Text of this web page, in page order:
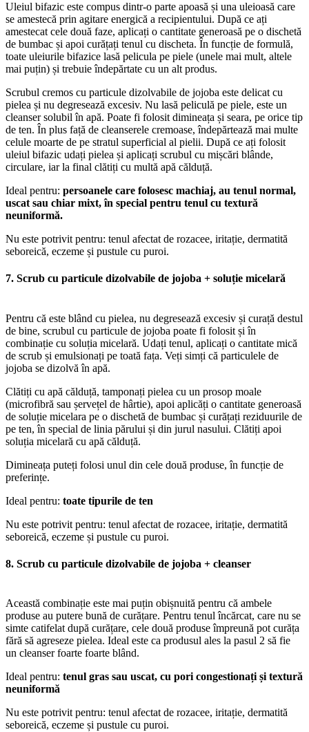
Uleiul bifazic este compus dintr-o parte apoasă și una uleioasă care
se amestecă prin agitare energică a recipientului. După ce ați
amestecat cele două faze, aplicați o cantitate generoasă pe o dischetă
de bumbac și apoi curățați tenul cu discheta. În funcție de formulă,
toate uleiurile bifazice lasă pelicula pe piele (unele mai mult, altele
mai puțin) și trebuie îndepărtate cu un alt produs.
Scrubul cremos cu particule dizolvabile de jojoba este delicat cu
pielea și nu degresează excesiv. Nu lasă peliculă pe piele, este un
cleanser solubil în apă. Poate fi folosit dimineața și seara, pe orice tip
de ten. În plus față de cleanserele cremoase, îndepărtează mai multe
celule moarte de pe stratul superficial al pielii. După ce ați folosit
uleiul bifazic udați pielea și aplicați scrubul cu mișcări blânde,
circulare, iar la final clătiți cu multă apă călduță.
Ideal pentru: persoanele care folosesc machiaj, au tenul normal,
uscat sau chiar mixt, în special pentru tenul cu textură
neuniformă.
Nu este potrivit pentru: tenul afectat de rozacee, iritație, dermatită
seboreică, eczeme și pustule cu puroi.
7. Scrub cu particule dizolvabile de jojoba + soluție micelară
Pentru că este blând cu pielea, nu degresează excesiv și curață destul
de bine, scrubul cu particule de jojoba poate fi folosit și în
combinație cu soluția micelară. Udați tenul, aplicați o cantitate mică
de scrub și emulsionați pe toată fața. Veți simți că particulele de
jojoba se dizolvă în apă.
Clătiți cu apă călduță, tamponați pielea cu un prosop moale
(microfibră sau șervețel de hârtie), apoi aplicăți o cantitate generoasă
de soluție micelara pe o dischetă de bumbac și curățați reziduurile de
pe ten, în special de linia părului și din jurul nasului. Clătiți apoi
soluția micelară cu apă călduță.
Dimineața puteți folosi unul din cele două produse, în funcție de
preferințe.
Ideal pentru: toate tipurile de ten
Nu este potrivit pentru: tenul afectat de rozacee, iritație, dermatită
seboreică, eczeme și pustule cu puroi.
8. Scrub cu particule dizolvabile de jojoba + cleanser
Această combinație este mai puțin obișnuită pentru că ambele
produse au putere bună de curățare. Pentru tenul încărcat, care nu se
simte catifelat după curățare, cele două produse împreună pot curăța
fără să agreseze pielea. Ideal este ca produsul ales la pasul 2 să fie
un cleanser foarte foarte blând.
Ideal pentru: tenul gras sau uscat, cu pori congestionați și textură
neuniformă
Nu este potrivit pentru: tenul afectat de rozacee, iritație, dermatită
seboreică, eczeme și pustule cu puroi.